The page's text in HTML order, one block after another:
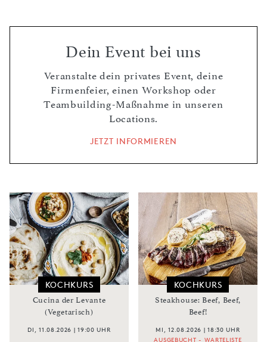
Dein Event bei uns
Veranstalte dein privates Event, deine
Firmenfeier, einen Workshop oder
Teambuilding-Maßnahme in unseren
Locations.
JETZT INFORMIEREN
KOCHKURS
Cucina der Levante
(Vegetarisch)
DI, 11.08.2026 | 19:00 UHR
KOCHKURS
Steakhouse: Beef, Beef,
Beef!
MI, 12.08.2026 | 18:30 UHR
AUSGEBUCHT - WARTELISTE